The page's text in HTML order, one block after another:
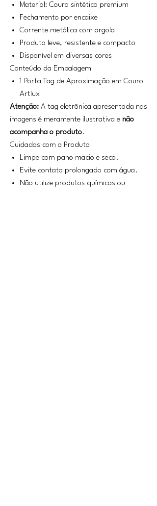
Material: Couro sintético premium
Fechamento por encaixe
Corrente metálica com argola
Produto leve, resistente e compacto
Disponível em diversas cores
Conteúdo da Embalagem
1 Porta Tag de Aproximação em Couro
Artlux
Atenção: A tag eletrônica apresentada nas
imagens é meramente ilustrativa e não
acompanha o produto.
Cuidados com o Produto
Limpe com pano macio e seco.
Evite contato prolongado com água.
Não utilize produtos químicos ou